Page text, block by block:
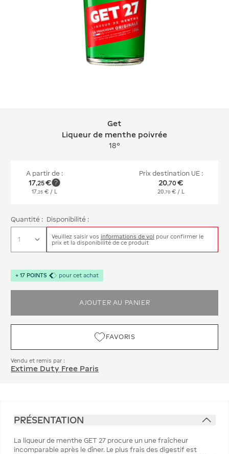
Get Liqueur de menthe poivrée
Get
Liqueur de menthe poivrée
18°
A partir de :
17,25€
17,25 € / L
Prix destination UE :
20,70 €
20,70 € / L
Quantité : Disponibilité :
Veuillez saisir vos informations de vol pour confirmer le
prix et la disponibilité de ce produit
+ 17 POINTS pour cet achat
AJOUTER AU PANIER
FAVORIS
Vendu et remis par :
Extime Duty Free Paris
PRÉSENTATION
La liqueur de menthe GET 27 procure un une fraîcheur
incomparable après le dîner. Le plus frais des digestif est